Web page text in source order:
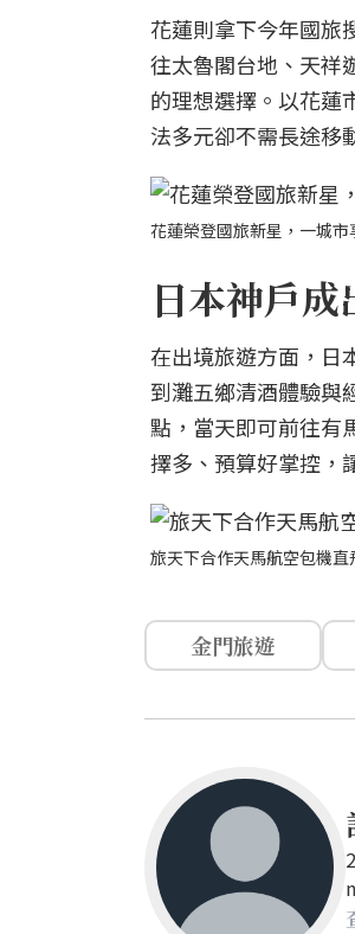
花蓮則拿下今年國旅
往太魯閣台地、天祥
的理想選擇。以花蓮
法多元卻不需長途移
花蓮榮登國旅新星，一城
日本神戶
在出境旅遊方面，日
到灘五鄉清酒體驗與
點，當天即可前往有
擇多、預算好掌控，
旅天下合作天馬航空包機
金門旅遊